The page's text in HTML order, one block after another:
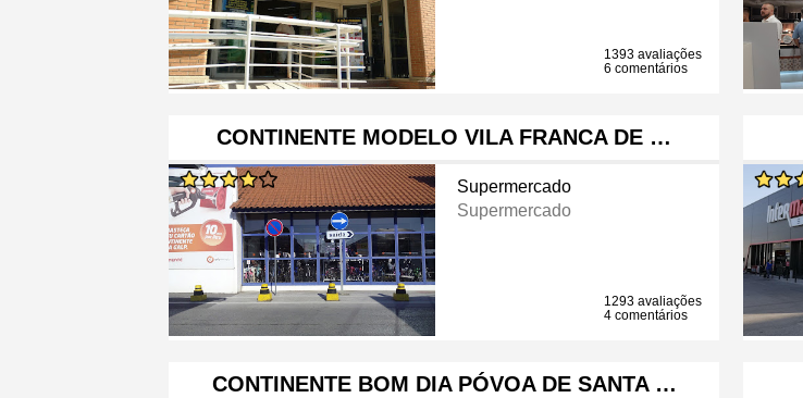
1393 avaliações
6 comentários
CONTINENTE MODELO VILA FRANCA DE …
Supermercado
Supermercado
1293 avaliações
4 comentários
CONTINENTE BOM DIA PÓVOA DE SANTA …